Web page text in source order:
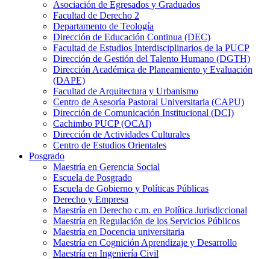
Asociación de Egresados y Graduados
Facultad de Derecho 2
Departamento de Teología
Dirección de Educación Continua (DEC)
Facultad de Estudios Interdisciplinarios de la PUCP
Dirección de Gestión del Talento Humano (DGTH)
Dirección Académica de Planeamiento y Evaluación
(DAPE)
Facultad de Arquitectura y Urbanismo
Centro de Asesoría Pastoral Universitaria (CAPU)
Dirección de Comunicación Institucional (DCI)
Cachimbo PUCP (OCAI)
Dirección de Actividades Culturales
Centro de Estudios Orientales
Posgrado
Maestría en Gerencia Social
Escuela de Posgrado
Escuela de Gobierno y Políticas Públicas
Derecho y Empresa
Maestría en Derecho c.m. en Política Jurisdiccional
Maestría en Regulación de los Servicios Públicos
Maestría en Docencia universitaria
Maestría en Cognición Aprendizaje y Desarrollo
Maestría en Ingeniería Civil